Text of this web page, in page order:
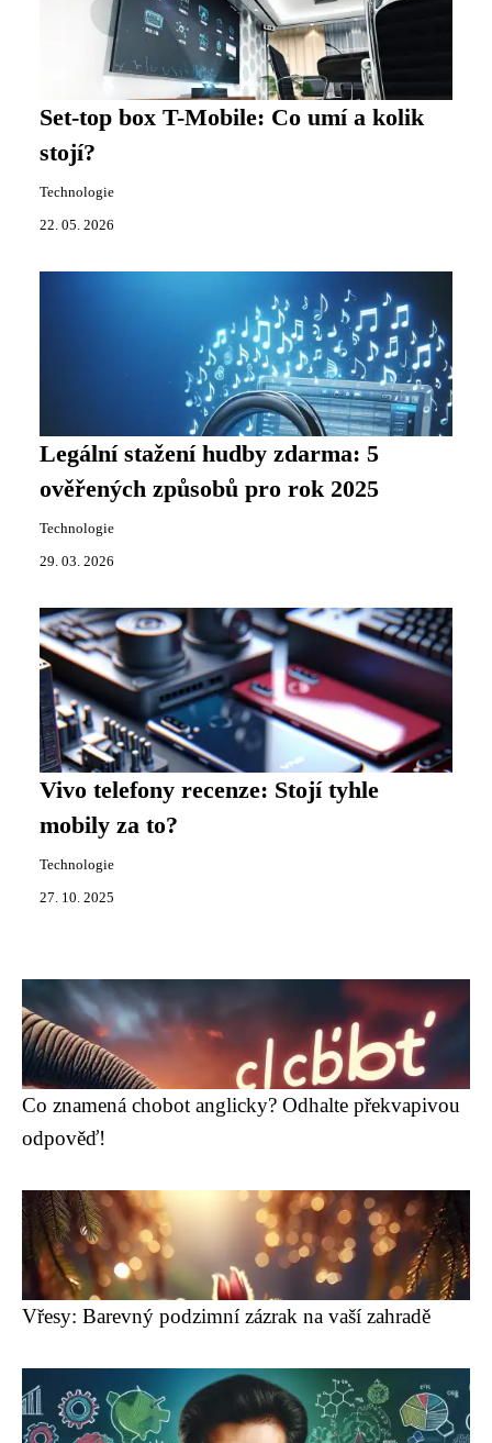
Set-top box T-Mobile: Co umí a kolik
stojí?
Technologie
22. 05. 2026
Legální stažení hudby zdarma: 5
ověřených způsobů pro rok 2025
Technologie
29. 03. 2026
Vivo telefony recenze: Stojí tyhle
mobily za to?
Technologie
27. 10. 2025
Co znamená chobot anglicky? Odhalte překvapivou
odpověď!
Vřesy: Barevný podzimní zázrak na vaší zahradě